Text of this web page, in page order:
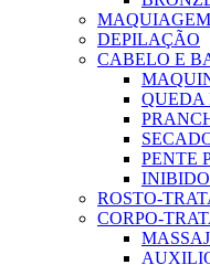
MAQUIAGEM
DEPILAÇÃO
CABELO E
QUEDA
PENTE
ROSTO-
CORPO-